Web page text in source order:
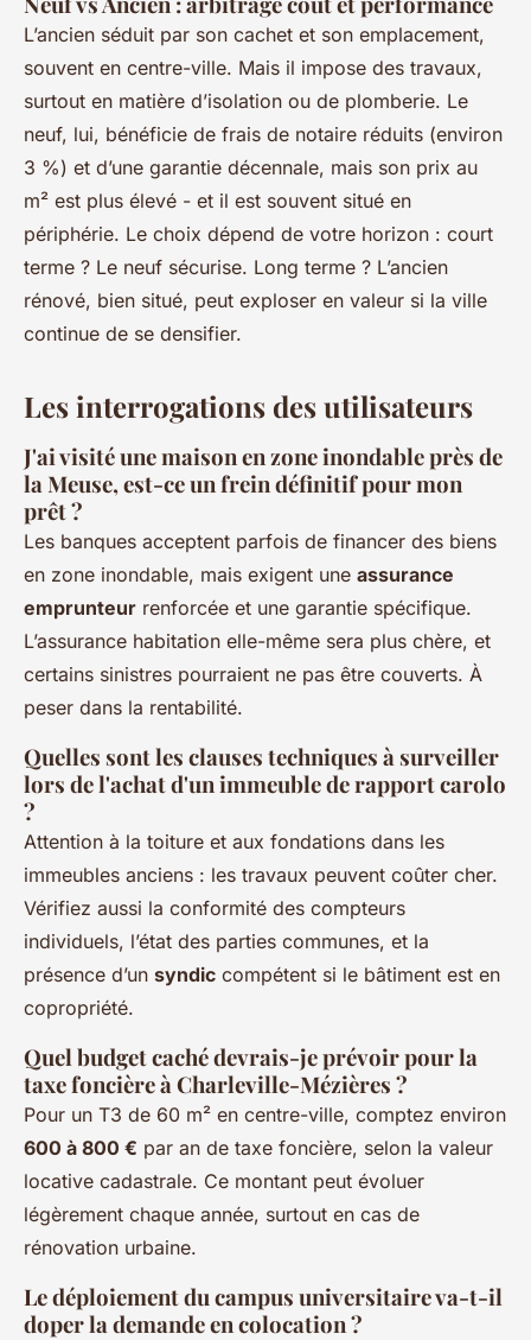
L’ancien séduit par son cachet et son emplacement,
souvent en centre-ville. Mais il impose des travaux,
surtout en matière d’isolation ou de plomberie. Le
neuf, lui, bénéficie de frais de notaire réduits (environ
3 %) et d’une garantie décennale, mais son prix au
m² est plus élevé - et il est souvent situé en
périphérie. Le choix dépend de votre horizon : court
terme ? Le neuf sécurise. Long terme ? L’ancien
rénové, bien situé, peut exploser en valeur si la ville
continue de se densifier.
Les interrogations des utilisateurs
J'ai visité une maison en zone inondable près de
la Meuse, est-ce un frein définitif pour mon
prêt ?
Les banques acceptent parfois de financer des biens
en zone inondable, mais exigent une assurance
emprunteur renforcée et une garantie spécifique.
L’assurance habitation elle-même sera plus chère, et
certains sinistres pourraient ne pas être couverts. À
peser dans la rentabilité.
Quelles sont les clauses techniques à surveiller
lors de l'achat d'un immeuble de rapport carolo
?
Attention à la toiture et aux fondations dans les
immeubles anciens : les travaux peuvent coûter cher.
Vérifiez aussi la conformité des compteurs
individuels, l’état des parties communes, et la
présence d’un syndic compétent si le bâtiment est en
copropriété.
Quel budget caché devrais-je prévoir pour la
taxe foncière à Charleville-Mézières ?
Pour un T3 de 60 m² en centre-ville, comptez environ
600 à 800 € par an de taxe foncière, selon la valeur
locative cadastrale. Ce montant peut évoluer
légèrement chaque année, surtout en cas de
rénovation urbaine.
Le déploiement du campus universitaire va-t-il
doper la demande en colocation ?